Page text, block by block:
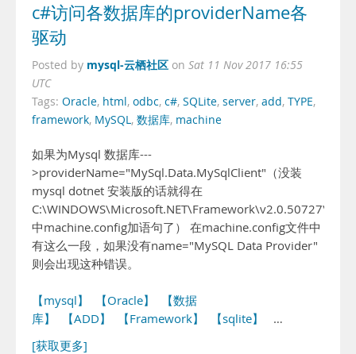
c#访问各数据库的providerName各
驱动
Posted by mysql-云栖社区 on Sat 11 Nov 2017 16:55
UTC
Tags: Oracle, html, odbc, c#, SQLite, server, add, TYPE,
framework, MySQL, 数据库, machine
如果为Mysql 数据库---
>providerName="MySql.Data.MySqlClient"（没装
mysql dotnet 安装版的话就得在
中machine.config加语句了） 在machine.config文件中
有这么一段，如果没有name="MySQL Data Provider"
则会出现这种错误。
【mysql】 【Oracle】
【数据
库】
【ADD】 【Framework】 【sqlite】
…
[获取更多]